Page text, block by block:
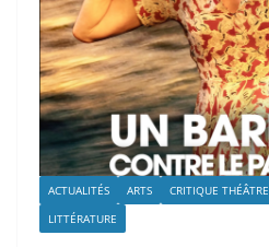
ACTUALITÉS ARTS CRITIQUE THÉÂTRE
LITTÉRATURE